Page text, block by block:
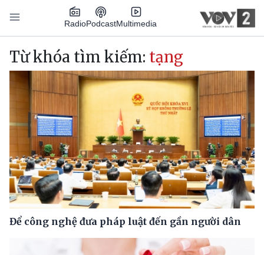
Nhảy đến nội dung
RadioPodcastMultimedia
Main navigation
Từ khóa tìm kiếm: tạng
Để công nghệ đưa pháp luật đến gần người dân